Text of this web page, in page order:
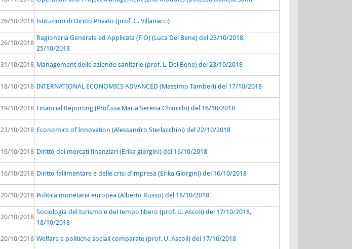
26/10/2018 Istituzioni di Diritto Privato (prof. G. Villanacci)
26/10/2018
Ragioneria Generale ed Applicata (F-O) (Luca Del Bene) del 23/10/2018,
25/10/2018
31/10/2018 Management delle aziende sanitarie (prof. L. Del Bene) del 23/10/2018
18/10/2018 INTERNATIONAL ECONOMICS ADVANCED (Massimo Tamberi) del 17/10/2018
19/10/2018 Financial Reporting (Prof.ssa Maria Serena Chiucchi) del 16/10/2018
23/10/2018 Economics of Innovation (Alessandro Sterlacchini) del 22/10/2018
16/10/2018 Diritto dei mercati finanziari (Erika giorgini) del 16/10/2018
16/10/2018 Diritto fallimentare e delle crisi d’impresa (Erika Giorgini) del 16/10/2018
20/10/2018 Politica monetaria europea (Alberto Russo) del 18/10/2018
20/10/2018
Sociologia del turismo e del tempo libero (prof. U. Ascoli) del 17/10/2018,
18/10/2018
20/10/2018 Welfare e politiche sociali comparate (prof. U. Ascoli) del 17/10/2018